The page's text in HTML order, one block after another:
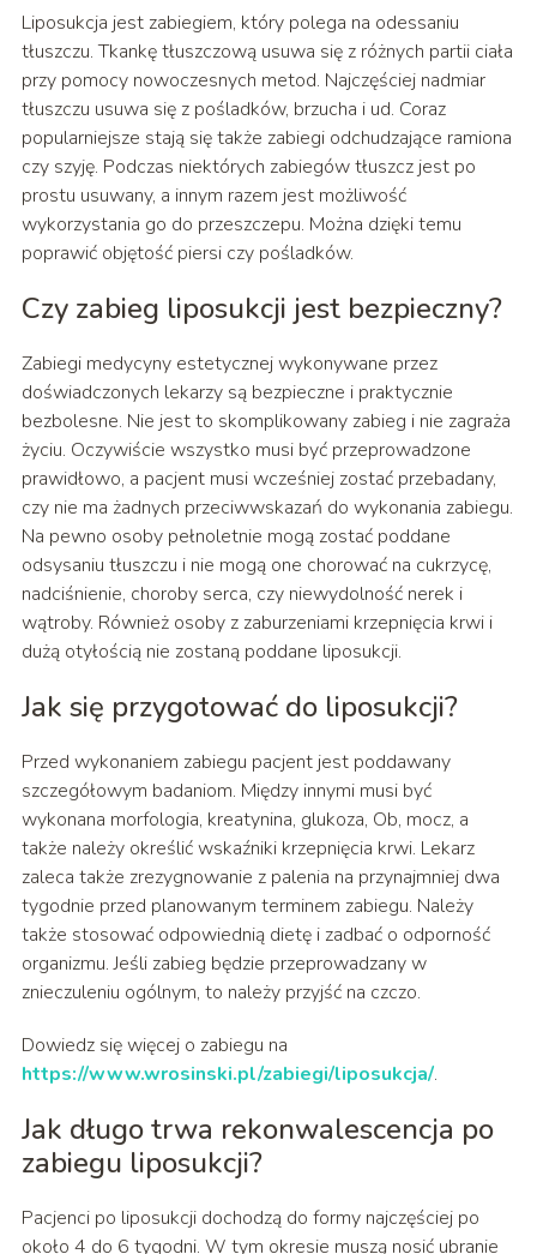
Liposukcja jest zabiegiem, który polega na odessaniu
tłuszczu. Tkankę tłuszczową usuwa się z różnych partii ciała
przy pomocy nowoczesnych metod. Najczęściej nadmiar
tłuszczu usuwa się z pośladków, brzucha i ud. Coraz
popularniejsze stają się także zabiegi odchudzające ramiona
czy szyję. Podczas niektórych zabiegów tłuszcz jest po
prostu usuwany, a innym razem jest możliwość
wykorzystania go do przeszczepu. Można dzięki temu
poprawić objętość piersi czy pośladków.
Czy zabieg liposukcji jest bezpieczny?
Zabiegi medycyny estetycznej wykonywane przez
doświadczonych lekarzy są bezpieczne i praktycznie
bezbolesne. Nie jest to skomplikowany zabieg i nie zagraża
życiu. Oczywiście wszystko musi być przeprowadzone
prawidłowo, a pacjent musi wcześniej zostać przebadany,
czy nie ma żadnych przeciwwskazań do wykonania zabiegu.
Na pewno osoby pełnoletnie mogą zostać poddane
odsysaniu tłuszczu i nie mogą one chorować na cukrzycę,
nadciśnienie, choroby serca, czy niewydolność nerek i
wątroby. Również osoby z zaburzeniami krzepnięcia krwi i
dużą otyłością nie zostaną poddane liposukcji.
Jak się przygotować do liposukcji?
Przed wykonaniem zabiegu pacjent jest poddawany
szczegółowym badaniom. Między innymi musi być
wykonana morfologia, kreatynina, glukoza, Ob, mocz, a
także należy określić wskaźniki krzepnięcia krwi. Lekarz
zaleca także zrezygnowanie z palenia na przynajmniej dwa
tygodnie przed planowanym terminem zabiegu. Należy
także stosować odpowiednią dietę i zadbać o odporność
organizmu. Jeśli zabieg będzie przeprowadzany w
znieczuleniu ogólnym, to należy przyjść na czczo.
Dowiedz się więcej o zabiegu na
https://www.wrosinski.pl/zabiegi/liposukcja/.
Jak długo trwa rekonwalescencja po
zabiegu liposukcji?
Pacjenci po liposukcji dochodzą do formy najczęściej po
około 4 do 6 tygodni. W tym okresie muszą nosić ubranie